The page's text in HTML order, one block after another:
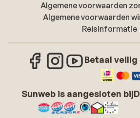
Algemene voorwaarden
Algemene voorwaarden
Reisinformatie
Betaal veilig
Sunweb is aangesloten bij